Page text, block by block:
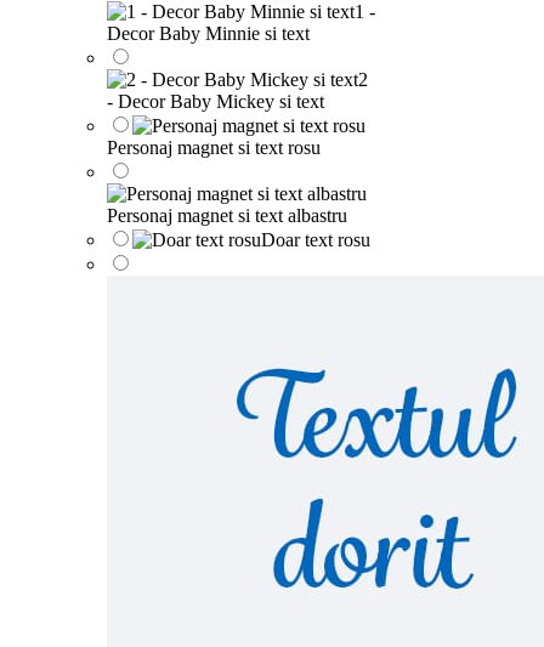
1 -
Decor Baby Minnie si text
2
- Decor Baby Mickey si text
Personaj magnet si text rosu
Personaj magnet si text albastru
Doar text rosu